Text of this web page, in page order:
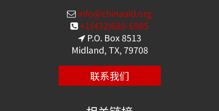
info@chinaaid.org
+1(432)689-6985
P.O. Box 8513
Midland, TX, 79708
联系我们